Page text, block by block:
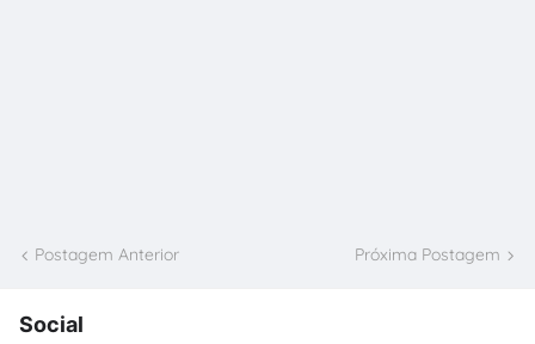
Postagem Anterior Próxima Postagem
Social